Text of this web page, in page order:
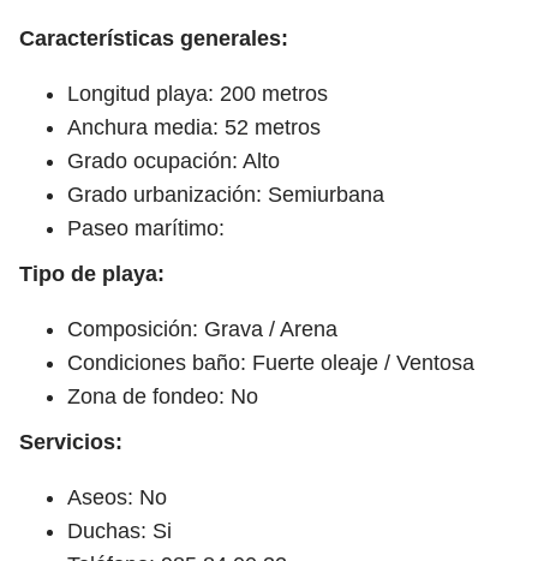
Características generales:
Longitud playa: 200 metros
Anchura media: 52 metros
Grado ocupación: Alto
Grado urbanización: Semiurbana
Paseo marítimo:
Tipo de playa:
Composición: Grava / Arena
Condiciones baño: Fuerte oleaje / Ventosa
Zona de fondeo: No
Servicios:
Aseos: No
Duchas: Si